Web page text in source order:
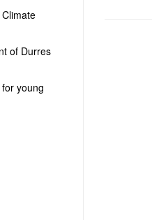
of Durres
young